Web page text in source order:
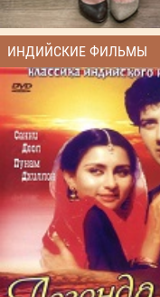
ИНДИЙСКИЕ ФИЛЬМЫ